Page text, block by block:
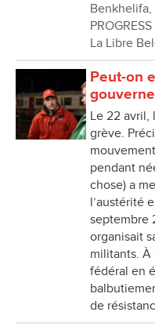
La Libre
Peut-on
Le 22 avril,
grève.
pendant
chose) a
l’austérité
septembre
organisait
militants. À
fédéral en
de